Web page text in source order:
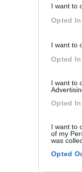
I want to
Opted In
I want to
Opted In
I want to
Opted In
I want to
of my
was
Opted
con noi vengono
27/08/26